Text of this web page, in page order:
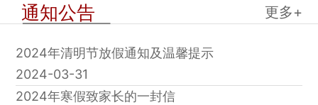
通知公告 更多+
2024年清明节放假通知及温馨提示
2024-03-31
2024年寒假致家长的一封信